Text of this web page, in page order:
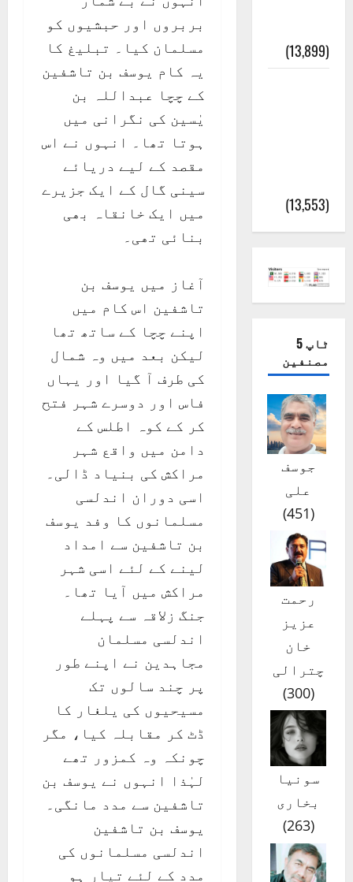
بربروں اور حبشیوں کو
مسلمان کیا۔ تبلیغ کا
یہ کام یوسف بن تاشفین
کے چچا عبداللہ بن
یٰسین کی نگرانی میں
ہوتا تھا۔ انہوں نے اس
مقصد کے لیے دریائے
سینی گال کے ایک جزیرے
میں ایک خانقاہ بھی
بنائی تھی۔
آغاز میں یوسف بن
تاشفین اس کام میں
اپنے چچا کے ساتھ تھا
لیکن بعد میں وہ شمال
کی طرف آ گیا اور یہاں
فاس اور دوسرے شہر فتح
کر کے کوہ اطلس کے
دامن میں واقع شہر
مراکش کی بنیاد ڈالی۔
اسی دوران اندلسی
مسلمانوں کا وفد یوسف
بن تاشفین سے امداد
لینے کے لئے اسی شہر
مراکش میں آیا تھا۔
جنگ زلاقہ سے پہلے
اندلسی مسلمان
مجاہدین نے اپنے طور
پر چند سالوں تک
مسیحیوں کی یلغار کا
ڈٹ کر مقابلہ کیا، مگر
چونکہ وہ کمزور تھے
لہٰذا انہوں نے یوسف بن
تاشفین سے مدد مانگی۔
یوسف بن تاشفین
اندلسی مسلمانوں کی
مدد کے لئے تیار ہو
(13,899)
(13,553)
ٹاپ 5
مصنفین
جوسف
علی
(
451
)
رحمت
عزیز
خان
چترالی
(
300
)
سونیا
بخاری
(
263
)